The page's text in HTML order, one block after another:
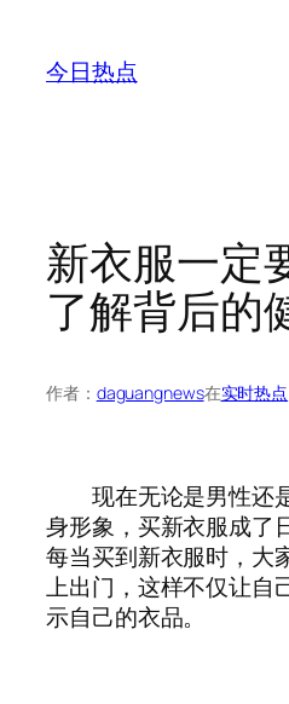
今日热点
新衣服一定
了解背后的
作者： daguangnews在实时热点
现在无论是男性还
身形象，买新衣服成了
每当买到新衣服时，大
上出门，这样不仅让自
示自己的衣品。